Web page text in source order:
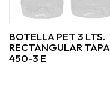
BOTELLA PET 3 LTS.
RECTANGULAR TAPA
450-3 E